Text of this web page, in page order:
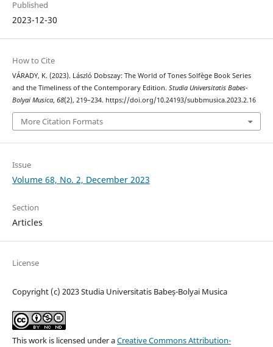
Published
2023-12-30
How to Cite
VÁRADY, K. (2023). László Dobszay: The World of Tones Solfège Book Series
and the Timeliness of the Contemporary Edition. Studia Universitatis Babes-
Bolyai Musica, 68(2), 219–234. https://doi.org/10.24193/subbmusica.2023.2.16
More Citation Formats
Issue
Volume 68, No. 2, December 2023
Section
Articles
License
Copyright (c) 2023 Studia Universitatis Babeș-Bolyai Musica
This work is licensed under aCreative Commons Attribution-